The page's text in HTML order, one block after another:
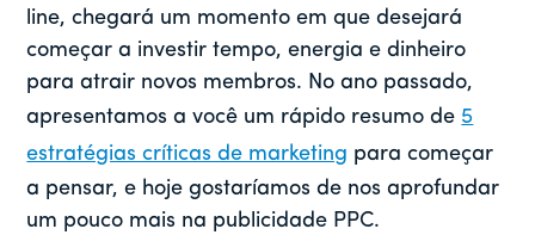
line, chegará um momento em que desejará
começar a investir tempo, energia e dinheiro
para atrair novos membros. No ano passado,
apresentamos a você um rápido resumo de 5
estratégias críticas de marketing para começar
a pensar, e hoje gostaríamos de nos aprofundar
um pouco mais na publicidade PPC.